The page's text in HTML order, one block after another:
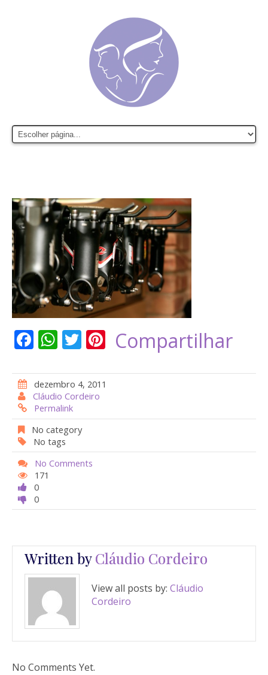
F
e
b
o
o
k
W
at
s
A
p
p
T
itt
er
Pi
er
st
Compartilhar
dezembro 4, 2011
Cláudio Cordeiro
Permalink
No category
No tags
No Comments
171
0
0
Written byCláudio Cordeiro
View all posts by: Cláudio
Cordeiro
No Comments Yet.